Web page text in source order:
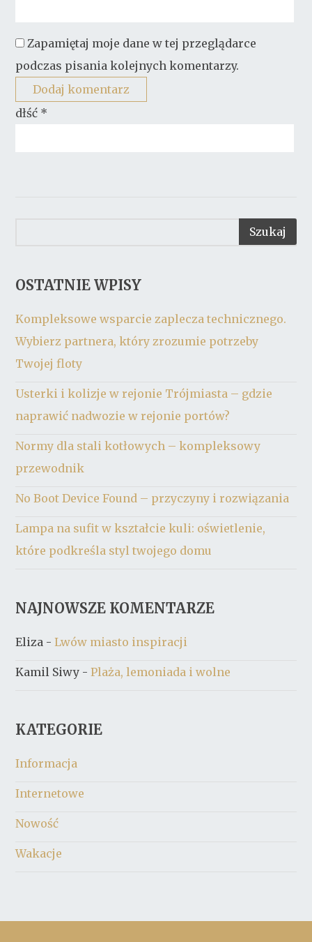
Zapamiętaj moje dane w tej przeglądarce
podczas pisania kolejnych komentarzy.
dłść *
OSTATNIE WPISY
Kompleksowe wsparcie zaplecza technicznego.
Wybierz partnera, który zrozumie potrzeby
Twojej floty
Usterki i kolizje w rejonie Trójmiasta – gdzie
naprawić nadwozie w rejonie portów?
Normy dla stali kotłowych – kompleksowy
przewodnik
No Boot Device Found – przyczyny i rozwiązania
Lampa na sufit w kształcie kuli: oświetlenie,
które podkreśla styl twojego domu
NAJNOWSZE KOMENTARZE
Eliza -Lwów miasto inspiracji
Kamil Siwy -Plaża, lemoniada i wolne
KATEGORIE
Informacja
Internetowe
Nowość
Wakacje